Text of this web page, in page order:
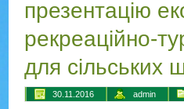
презентацію
рекреаційно-
для сільських
30.11.2016 admin